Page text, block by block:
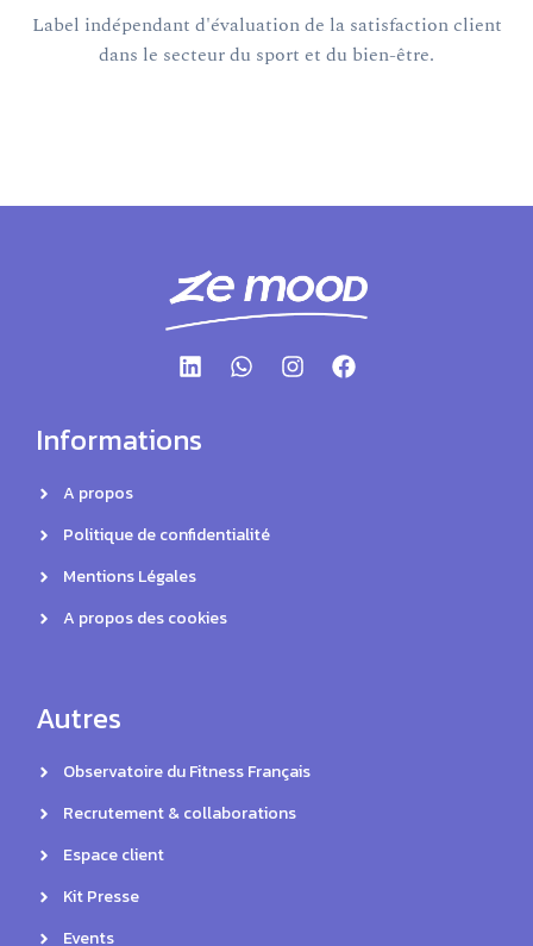
Label indépendant d'évaluation de la satisfaction client
dans le secteur du sport et du bien-être.
Informations
A propos
Politique de confidentialité
Mentions Légales
A propos des cookies
Autres
Observatoire du Fitness Français
Recrutement & collaborations
Espace client
Kit Presse
Events